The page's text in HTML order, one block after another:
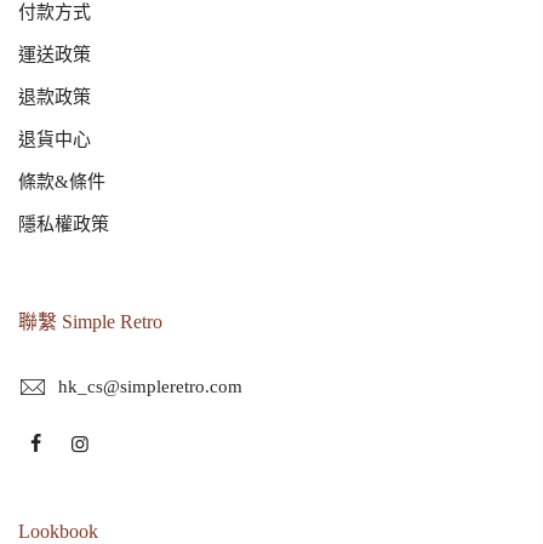
付款方式
運送政策
退款政策
退貨中心
條款&條件
隱私權政策
聯繫 Simple Retro
hk_cs@simpleretro.com
Lookbook